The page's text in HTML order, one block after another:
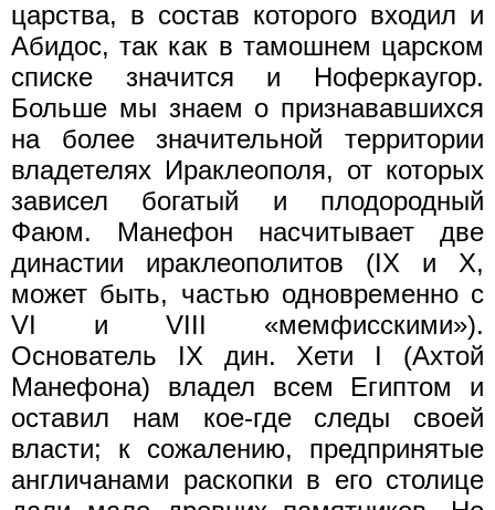
царства, в состав которого входил и
Абидос, так как в тамошнем царском
списке значится и Ноферкаугор.
Больше мы знаем о признававшихся
на более значительной территории
владетелях Ираклеополя, от которых
зависел богатый и плодородный
Фаюм. Манефон насчитывает две
династии ираклеополитов (IX и X,
может быть, частью одновременно с
VI и VIII «мемфисскими»).
Основатель IX дин. Хети I (Ахтой
Манефона) владел всем Египтом и
оставил нам кое-где следы своей
власти; к сожалению, предпринятые
англичанами раскопки в его столице